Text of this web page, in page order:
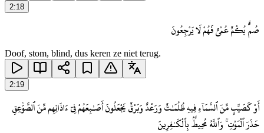
2:18
صُمٌّۢ بُكْمٌ عُمْىٌ فَهُمْ لَا يَرْجِعُونَ
Doof, stom, blind, dus keren ze niet terug.
2:19
أَوْ كَصَيِّبٍ مِّنَ ٱلسَّمَآءِ فِيهِ ظُلُمَـٰتٌ وَرَعْدٌ وَبَرْقٌ يَجْعَلُونَ أَصَـٰبِعَهُمْ فِىٓ ءَاذَانِهِم مِّنَ ٱلصَّوَٰعِقِ
حَذَرَ ٱلْمَوْتِ ۚ وَٱللَّهُ مُحِيطٌۢ بِٱلْكَـٰفِرِينَ